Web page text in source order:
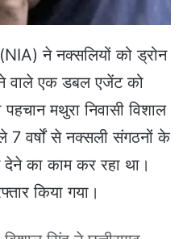
ने नक्सलियों को ड्रोन
वाले एक डबल एजेंट को
मथुरा निवासी विशाल
वर्षों से नक्सली संगठनों के
का काम कर रहा था।
किया गया।